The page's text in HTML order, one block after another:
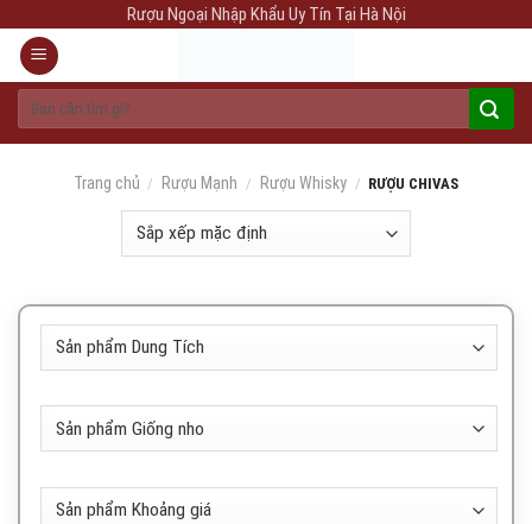
content
Rượu Ngoại Nhập Khẩu Uy Tín Tại Hà Nội
kiếm:
Trang chủ / Rượu Mạnh / Rượu Whisky / RƯỢU CHIVAS